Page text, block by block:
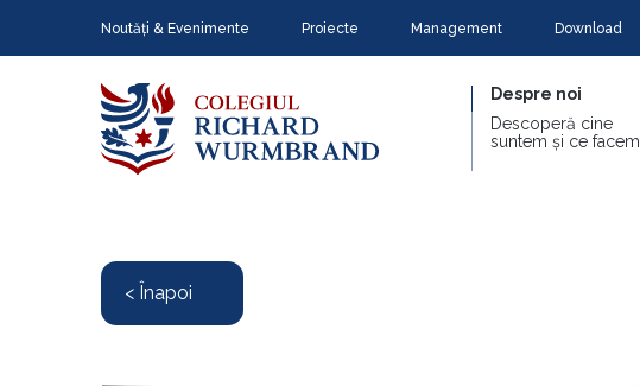
Noutăți & Evenimente Proiecte Management Download
Despre noi
Descoperă cine
suntem și ce facem
< Înapoi